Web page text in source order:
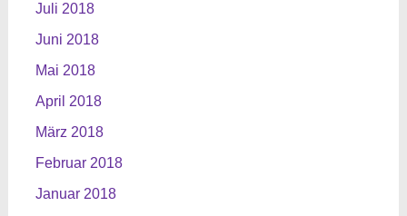
Juli 2018
Juni 2018
Mai 2018
April 2018
März 2018
Februar 2018
Januar 2018